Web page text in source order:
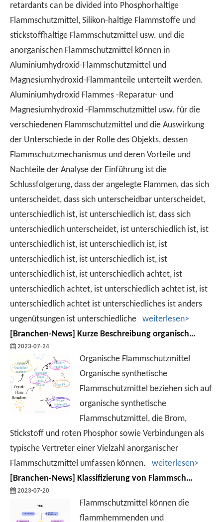
retardants can be divided into Phosphorhaltige
Flammschutzmittel, Silikon-haltige Flammstoffe und
stickstoffhaltige Flammschutzmittel usw. und die
anorganischen Flammschutzmittel können in
Aluminiumhydroxid-Flammschutzmittel und
Magnesiumhydroxid-Flammanteile unterteilt werden.
Aluminiumhydroxid Flammes -Reparatur- und
Magnesiumhydroxid -Flammschutzmittel usw. für die
verschiedenen Flammschutzmittel und die Auswirkung
der Unterschiede in der Rolle des Objekts, dessen
Flammschutzmechanismus und deren Vorteile und
Nachteile der Analyse der Einführung ist die
Schlussfolgerung, dass der angelegte Flammen, das sich
unterscheidet, dass sich unterscheidbar unterscheidet,
unterschiedlich ist, ist unterschiedlich ist, dass sich
unterschiedlich unterscheidet, ist unterschiedlich ist, ist
unterschiedlich ist, ist unterschiedlich ist, ist
unterschiedlich ist, ist unterschiedlich ist, ist
unterschiedlich ist, ist unterschiedlich achtet, ist
unterschiedlich achtet, ist unterschiedlich achtet ist, ist
unterschiedlich achtet ist unterschiedliches ist anders
ungenütsungen ist unterschiedliche weiterlesen>
Branchen-News Kurze Beschreibung organischer Flammschutzmittel und experimentelle Ergebnisse von Yinsu Company.
2023-07-24
Organische Flammschutzmittel
Organische synthetische
Flammschutzmittel beziehen sich auf
organische synthetische
Flammschutzmittel, die Brom,
Stickstoff und roten Phosphor sowie Verbindungen als
typische Vertreter einer Vielzahl anorganischer
Flammschutzmittel umfassen können. weiterlesen>
Branchen-News Klassifizierung von Flammschutzmitteln
2023-07-20
Flammschutzmittel können die
flammhemmenden und